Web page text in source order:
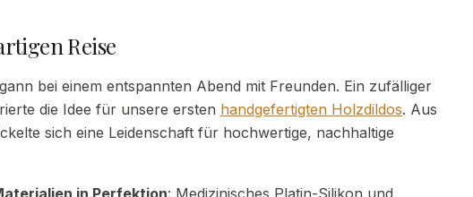
Reise
bei einem entspannten Abend mit Freunden. Ein zufälliger
die Idee für unsere ersten handgefertigten Holzdildos. Aus
sich eine Leidenschaft für hochwertige, nachhaltige
in Perfektion: Medizinisches Platin-Silikon und